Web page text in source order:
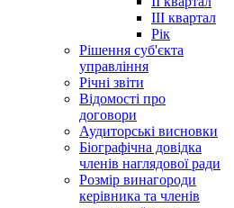
III квартал
Рік
Рішення суб'єкта
управління
Річні звіти
Відомості про
договори
Аудиторські висновки
Біографічна довідка
членів наглядової ради
Розмір винагороди
керівника та членів